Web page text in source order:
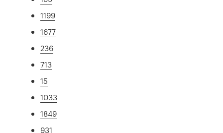
1199
1677
236
713
15
1033
1849
931